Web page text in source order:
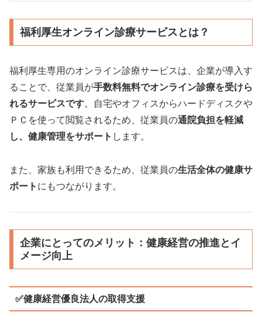
福利厚生オンライン診療サービスとは？
福利厚生専用のオンライン診療サービスは、企業が導入す
ることで、従業員が手数料無料でオンライン診療を受けら
れるサービスです。自宅やオフィスからハードディスクや
ＰＣを使って閲覧されるため、従業員の通院負担を軽減
し、健康管理をサポート します。
また、家族も利用できるため、従業員の生活全体の健康サ
ポート にもつながります。
企業にとってのメリット：健康経営の推進とイ
メージ向上
✅健康経営優良法人の取得支援